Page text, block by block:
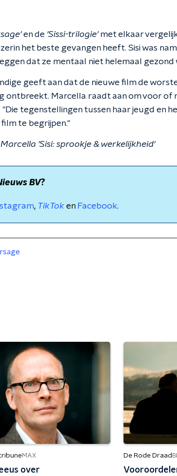
en de 'Sissi-trilogie'met elkaar
het beste gevangen heeft. Sisi was
dat ze mentaal niet helemaal gezond
geeft aan dat de nieuwe film de
ontbreekt. Marcella raadt aan om voor of
"Die tegenstellingen tussen haar jeugd en
te begrijpen."
'Sisi: sprookje & werkelijkheid'
BV?
, TikTok en Facebook.
MAX
over
De Rode Draad